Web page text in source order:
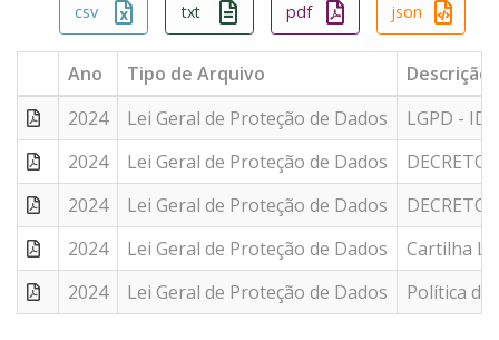
csv txt pdf json
Ano Tipo de Arquivo
Descrição
2024
Lei Geral de Proteção de Dados
LGPD -
2024
Lei Geral de Proteção de Dados
2024
Lei Geral de Proteção de Dados
2024
Lei Geral de Proteção de Dados
Cartilha
2024
Lei Geral de Proteção de Dados Política de